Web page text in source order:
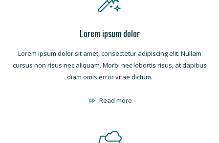
Lorem ipsum dolor
Lorem ipsum dolor sit amet, consectetur adipiscing elit. Nullam
cursus non risus nec aliquam. Morbi nec lobortis risus, at dapibus
diam omis error vitae dictum.
Read more